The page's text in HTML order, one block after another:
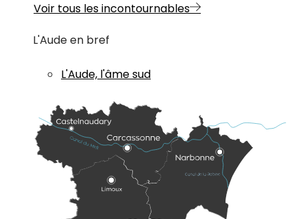
Voir tous les incontournables
L'Aude en bref
L'Aude, l'âme sud